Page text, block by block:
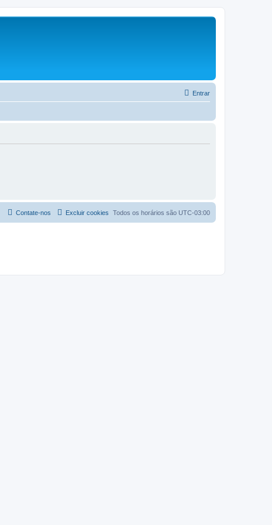
Entrar
Todos os horários são UTC-03:00
Excluir cookies
Contate-nos